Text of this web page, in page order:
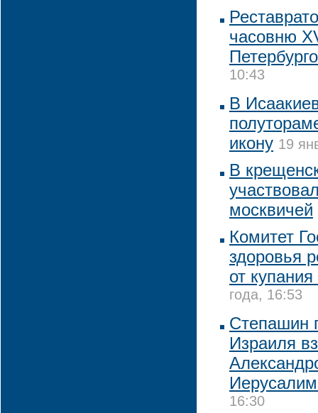
часовню
10:43
В
икону 19
В
москвичей
Комитет
здоровья
от
года, 16:53
Степашин
Израиля
16:30